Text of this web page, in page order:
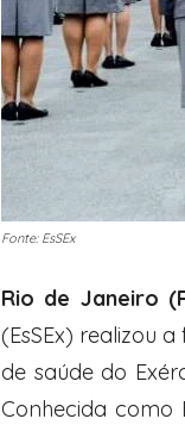
Fonte: EsSEx
Rio de Janeiro
(EsSEx) realizou
de saúde do
Conhecida como